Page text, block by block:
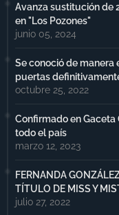
Avanza sustitución de
en "Los Pozones"
junio 05, 2024
Se conoció de manera
puertas
octubre 25, 2022
Confirmado en
todo el país
marzo 12, 2023
FERNANDA
TÍTULO DE MISS Y
julio 27, 2022